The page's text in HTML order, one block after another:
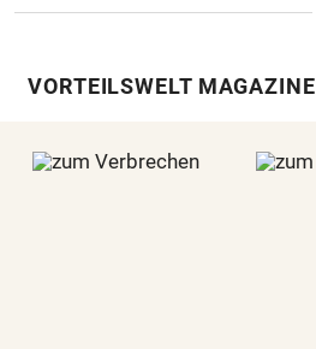
VORTEILSWELT MAGAZINE